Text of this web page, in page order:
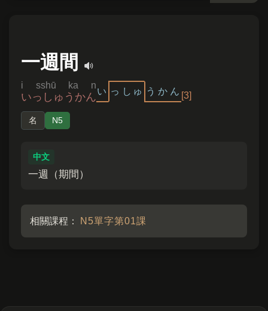
一週間
i sshū ka n
いっしゅうかんい っ しゅ う か ん [3]
名 N5
中文
一週（期間）
相關課程： N5單字第01課